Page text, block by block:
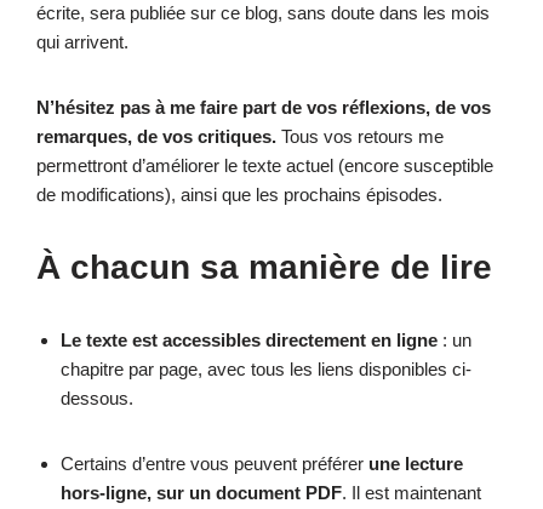
écrite, sera publiée sur ce blog, sans doute dans les mois
qui arrivent.
N’hésitez pas à me faire part de vos réflexions, de vos
remarques, de vos critiques. Tous vos retours me
permettront d’améliorer le texte actuel (encore susceptible
de modifications), ainsi que les prochains épisodes.
À chacun sa manière de lire
Le texte est accessibles directement en ligne : un
chapitre par page, avec tous les liens disponibles ci-
dessous.
Certains d’entre vous peuvent préférer une lecture
hors-ligne, sur un document PDF. Il est maintenant